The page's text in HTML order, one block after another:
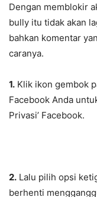
Dengan memblokir
bully itu tidak akan
bahkan komentar
caranya.
1. Klik ikon gembok
Facebook Anda
Privasi’ Facebook.
2. Lalu pilih opsi
berhenti